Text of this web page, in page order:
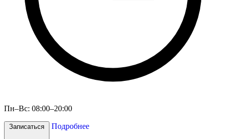
Пн–Вс: 08:00–20:00
Записаться Подробнее